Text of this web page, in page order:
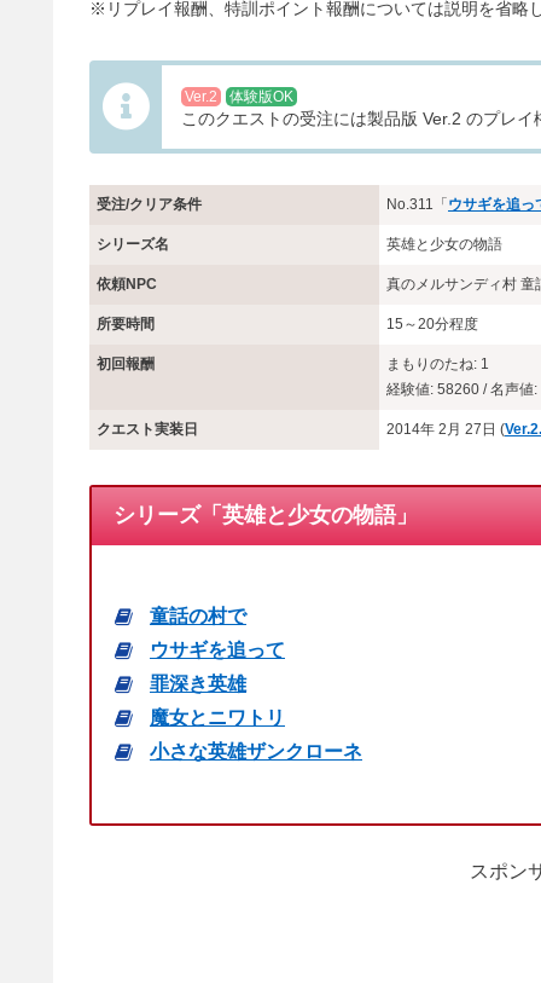
※リプレイ報酬、特訓ポイント報酬については説明を省略
Ver.2 体験版OK
このクエストの受注には製品版 Ver.2 のプレ
受注/クリア条件 No.311「ウサギを追っ
シリーズ名 英雄と少女の物語
依頼NPC 真のメルサンディ村
所要時間 15～20分程度
初回報酬
まもりのたね: 1
経験値: 58260 / 名声値:
クエスト実装日 2014年 2月 27日 (
シリーズ「英雄と少女の物語」
童話の村で
ウサギを追って
罪深き英雄
魔女とニワトリ
小さな英雄ザンクローネ
スポン